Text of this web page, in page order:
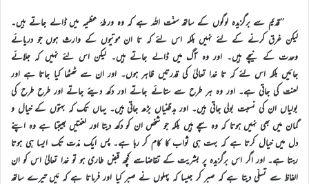
’’قدیم سے برگزیدہ لوگوں کے ساتھ سنّت اللہ ہے کہ وہ ورطۂ عظیمہ میں ڈالے جاتے ہیں۔
لیکن غرق کرنے کے لئے نہیں بلکہ اس لئے کہ تا ان موتیوں کے وارث ہوں جو دریائے
وحدت کے نیچے ہیں۔ اور وہ آگ میں ڈالے جاتے ہیں۔ لیکن اس لئے نہیں کہ جلائے
جائیں بلکہ اس لئے کہ تا خدا تعالیٰ کی قدرتیں ظاہر ہوں۔ اور ان سے ٹھٹھا کیا جاتا ہے اور
لعنت کی جاتی ہے۔ اور وہ ہر طرح سے ستائے جاتے اور دکھ دیئے جاتے اور طرح طرح کی
بولیاں ان کی نسبت بولی جاتی ہیں۔ اور بدظنیاں بڑھ جاتی ہیں۔ یہاں تک کہ بہتوں کے خیال و
گمان میں بھی نہیں ہوتا کہ وہ سچے ہیں بلکہ جو شخص ان کو دکھ دیتا اور لعنتیں بھیجتا ہے وہ اپنے
دل میں خیال کرتا ہے کہ بہت ہی ثواب کا کام کر رہا ہے۔ پس ایک مدّت تک ایسا ہی ہوتا
رہتا ہے۔ اور اگر اس برگزیدہ پر بشریت کے تقاضاسے کچھ قبض طاری ہو تو خدا تعالیٰ اس کو ان
الفاظ سے تسلّی دیتا ہے کہ صبر کر جیسا کہ پہلوں نے صبر کیا اور فرماتا ہے کہ مَیں تیرے ساتھ